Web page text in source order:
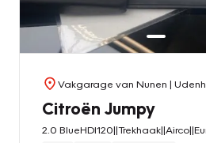
Vakgarage van Nunen |
Citroën Jumpy
2.0